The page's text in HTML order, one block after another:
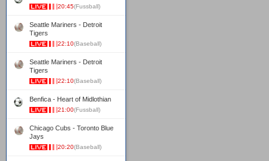
20:45(Fussball)
Seattle Mariners - Detroit
Tigers
22:10(Baseball)
Seattle Mariners - Detroit
Tigers
22:10(Baseball)
Benfica - Heart of Midlothian
21:00(Fussball)
Chicago Cubs - Toronto Blue
Jays
20:20(Baseball)